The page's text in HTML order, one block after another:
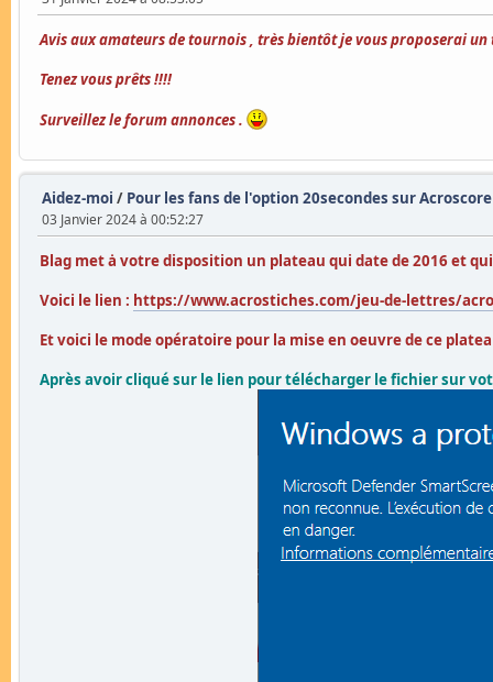
Avis aux amateurs de tournois , très bientôt je vous proposerai
Tenez vous prêts !!!!
Surveillez le forum annonces .
Aidez-moi / Pour les fans de l'option 20secondes sur Acroscore
03 Janvier 2024 à 00:52:27
Blag met ȧ votre disposition un plateau qui date de 2016 et
Voici le lien : https://www.acrostiches.com/jeu-de-lettres/
Et voici le mode opératoire pour la mise en oeuvre de ce
Après avoir cliqué sur le lien pour télécharger le fichier sur